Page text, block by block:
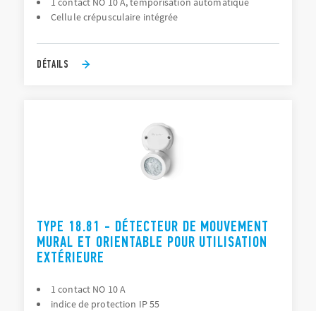
Cellule crépusculaire intégrée
DÉTAILS
TYPE 18.81 - DÉTECTEUR DE MOUVEMENT
MURAL ET ORIENTABLE POUR UTILISATION
EXTÉRIEURE
1 contact NO 10 A
indice de protection IP 55